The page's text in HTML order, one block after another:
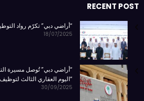
RECENT POST
“أراضي دبي” تكرّم رواد
18/07/2025
“أراضي دبي” تُوصل مسيرة
“اليوم العقاري الثالث لتوظيف
30/09/2025